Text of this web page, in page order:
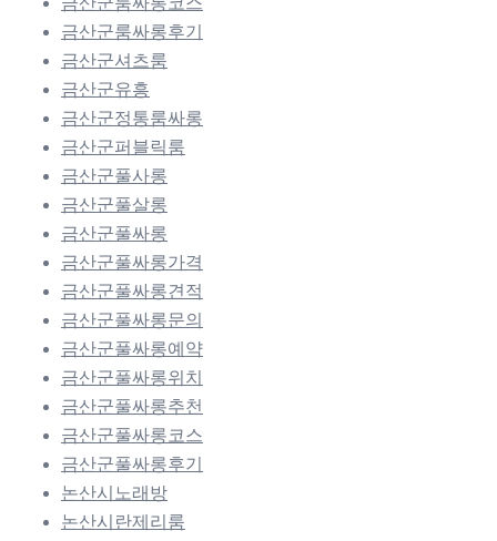
금산군룸싸롱후기
금산군셔츠룸
금산군유흥
금산군정통룸싸롱
금산군퍼블릭룸
금산군풀사롱
금산군풀살롱
금산군풀싸롱
금산군풀싸롱가격
금산군풀싸롱견적
금산군풀싸롱문의
금산군풀싸롱예약
금산군풀싸롱위치
금산군풀싸롱추천
금산군풀싸롱코스
금산군풀싸롱후기
논산시노래방
논산시란제리룸